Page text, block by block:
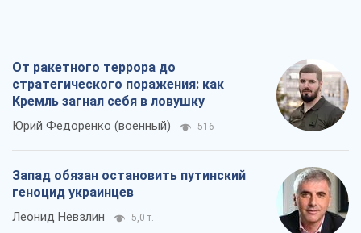
От ракетного террора до
стратегического поражения: как
Кремль загнал себя в ловушку
Юрий Федоренко (военный) 516
Запад обязан остановить путинский
геноцид украинцев
Леонид Невзлин 5,0 т.